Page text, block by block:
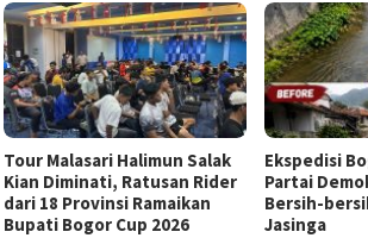
Tour Malasari Halimun Salak
Kian Diminati, Ratusan Rider
dari 18 Provinsi Ramaikan
Bupati Bogor Cup 2026
Ekspedisi
Partai
Bersih-
Jasinga